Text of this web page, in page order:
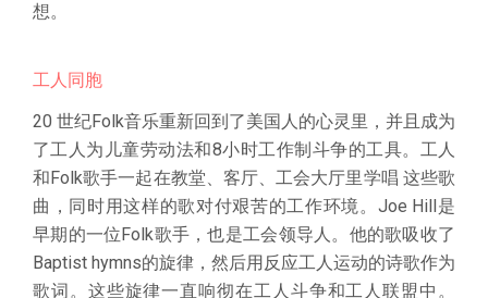
想。
工人同胞
20 世纪Folk音乐重新回到了美国人的心灵里，并且成为
了工人为儿童劳动法和8小时工作制斗争的工具。工人
和Folk歌手一起在教堂、客厅、工会大厅里学唱 这些歌
曲，同时用这样的歌对付艰苦的工作环境。Joe Hill是
早期的一位Folk歌手，也是工会领导人。他的歌吸收了
Baptist hymns的旋律，然后用反应工人运动的诗歌作为
歌词。这些旋律一直响彻在工人斗争和工人联盟中。